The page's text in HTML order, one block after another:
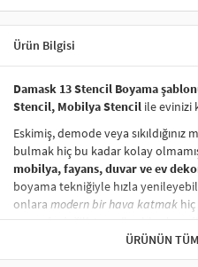
Ürün Bilgisi
Damask 13 Stencil Boyama
Stencil, Mobilya Stencil ile evinizi
Eskimiş, demode veya
bulmak hiç bu kadar kolay
mobilya, fayans, duvar ve ev
boyama tekniğiyle hızla
onlara modern bir hava katmak
zorunda değil! Stencil şablonları,
desen uygulamanızısağlar
kumaşlarınızın görünümünü
ÜRÜNÜN